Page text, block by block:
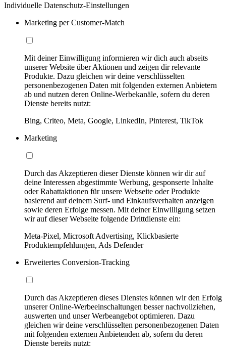
Individuelle Datenschutz-Einstellungen
Marketing per Customer-Match
Mit deiner Einwilligung informieren wir dich auch abseits
unserer Website über Aktionen und zeigen dir relevante
Produkte. Dazu gleichen wir deine verschlüsselten
personenbezogenen Daten mit folgenden externen Anbietern
ab und nutzen deren Online-Werbekanäle, sofern du deren
Dienste bereits nutzt:
Bing, Criteo, Meta, Google, LinkedIn, Pinterest, TikTok
Marketing
Durch das Akzeptieren dieser Dienste können wir dir auf
deine Interessen abgestimmte Werbung, gesponserte Inhalte
oder Rabattaktionen für unsere Webseite oder Produkte
basierend auf deinem Surf- und Einkaufsverhalten anzeigen
sowie deren Erfolge messen. Mit deiner Einwilligung setzen
wir auf dieser Webseite folgende Drittdienste ein:
Meta-Pixel, Microsoft Advertising, Klickbasierte
Produktempfehlungen, Ads Defender
Erweitertes Conversion-Tracking
Durch das Akzeptieren dieses Dienstes können wir den Erfolg
unserer Online-Werbeeinschaltungen besser nachvollziehen,
auswerten und unser Werbeangebot optimieren. Dazu
gleichen wir deine verschlüsselten personenbezogenen Daten
mit folgenden externen Anbietenden ab, sofern du deren
Dienste bereits nutzt: